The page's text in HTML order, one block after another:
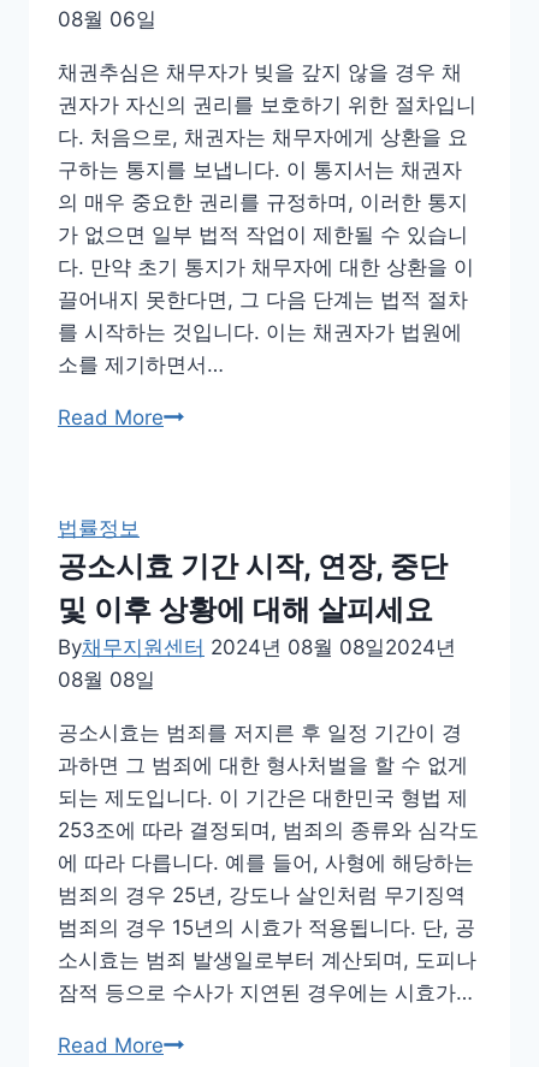
리
고
연
장
과
관
리
방
안
에
아
두
세
요
08월 06일
채권추심은 채무자가 빚을 갚지 않을 경우 채
권자가 자신의 권리를 보호하기 위한 절차입니
다. 처음으로, 채권자는 채무자에게 상환을 요
구하는 통지를 보냅니다. 이 통지서는 채권자
의 매우 중요한 권리를 규정하며, 이러한 통지
가 없으면 일부 법적 작업이 제한될 수 있습니
다. 만약 초기 통지가 채무자에 대한 상환을 이
끌어내지 못한다면, 그 다음 단계는 법적 절차
를 시작하는 것입니다. 이는 채권자가 법원에
소를 제기하면서…
Read More채
차
이
해,
단
계,
법
률
및
유
의
점
을
법률정보
공소시효 기간 시작, 연장, 중단
및 이후 상황에 대해 살피세요
By채무지원센터 2024년 08월 08일2024년
08월 08일
공소시효는 범죄를 저지른 후 일정 기간이 경
과하면 그 범죄에 대한 형사처벌을 할 수 없게
되는 제도입니다. 이 기간은 대한민국 형법 제
253조에 따라 결정되며, 범죄의 종류와 심각도
에 따라 다릅니다. 예를 들어, 사형에 해당하는
범죄의 경우 25년, 강도나 살인처럼 무기징역
범죄의 경우 15년의 시효가 적용됩니다. 단, 공
소시효는 범죄 발생일로부터 계산되며, 도피나
잠적 등으로 수사가 지연된 경우에는 시효가…
Read More공